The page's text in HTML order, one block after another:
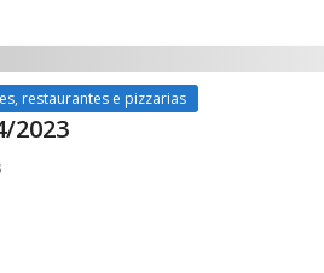
restaurantes e pizzarias
2023